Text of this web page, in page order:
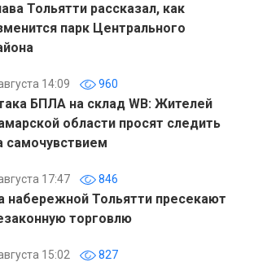
Тольятти рассказал, как
парк Центрального
14:09 960
БПЛА на склад WB: Жителей
области просят следить
самочувствием
17:47 846
набережной Тольятти пресекают
торговлю
15:02 827